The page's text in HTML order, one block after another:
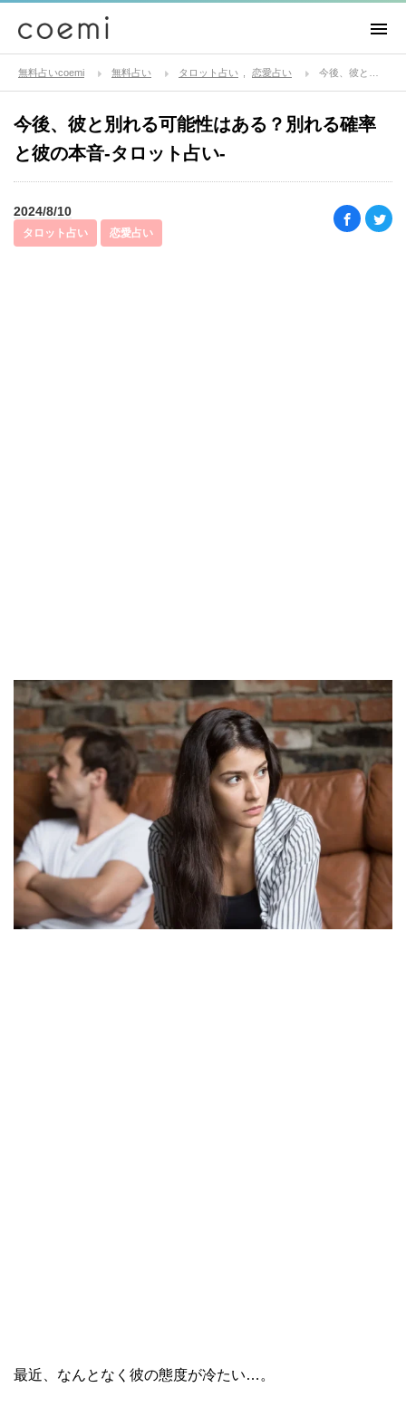
無料占いcoemi 無料占い タロット占い 恋愛占い
今後、彼と別れる可能性はある？別れる確率
と彼の本音-タロット占い-
2024/8/10
タロット占い 恋愛占い
最近、なんとなく彼の態度が冷たい…。